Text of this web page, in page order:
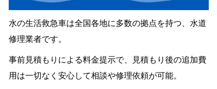
水の生活救急車は全国各地に多数の拠点を持つ、水道
修理業者です。
事前見積もりによる料金提示で、見積もり後の追加費
用は一切なく安心して相談や修理依頼が可能。